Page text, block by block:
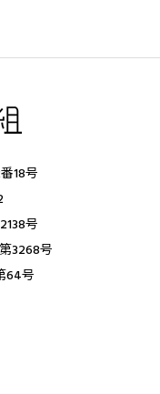
18号
号
3268号
64号